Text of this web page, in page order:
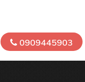
0909445903